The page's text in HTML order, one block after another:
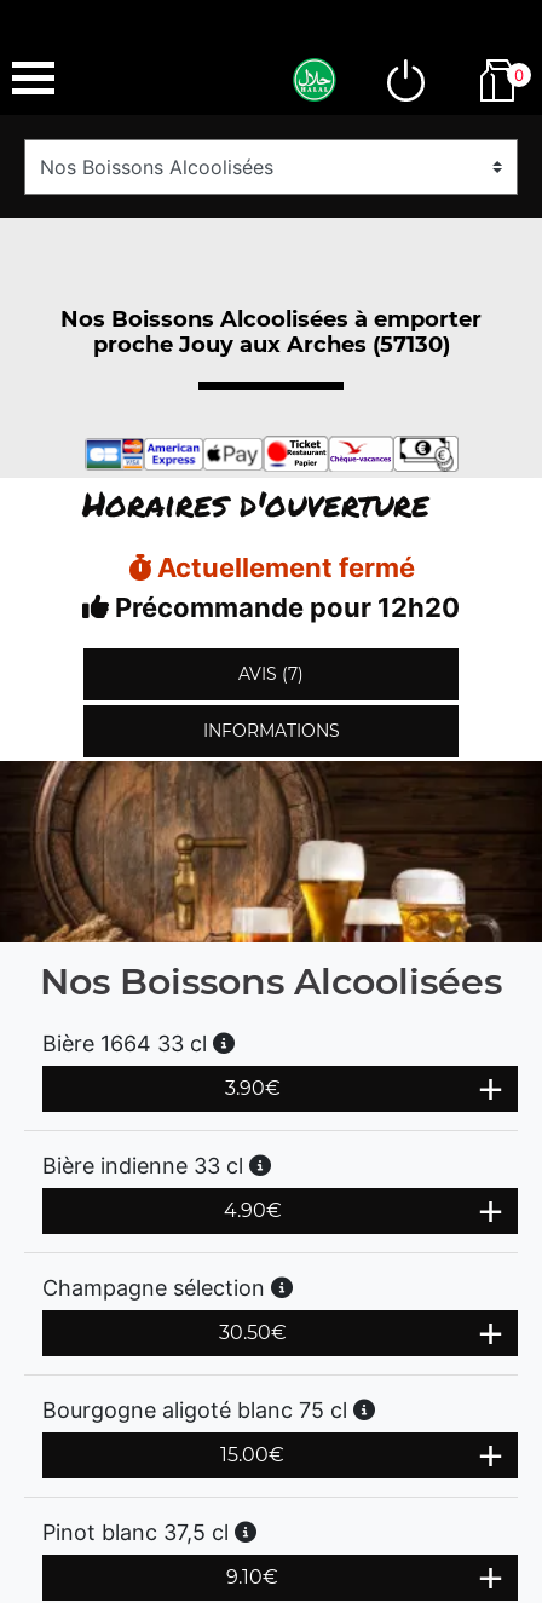
0
Nos Boissons Alcoolisées à emporter
proche Jouy aux Arches (57130)
Horaires d'ouverture
Actuellement fermé
Précommande pour 12h20
AVIS (7)
INFORMATIONS
Nos Boissons Alcoolisées
Bière 1664 33 cl
3.90€
Bière indienne 33 cl
4.90€
Champagne sélection
30.50€
Bourgogne aligoté blanc 75 cl
15.00€
Pinot blanc 37,5 cl
9.10€